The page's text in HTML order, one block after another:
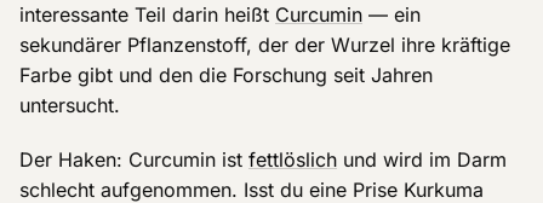
interessante Teil darin heißt Curcumin — ein
sekundärer Pflanzenstoff, der der Wurzel ihre kräftige
Farbe gibt und den die Forschung seit Jahren
untersucht.
Der Haken: Curcumin ist fettlöslich und wird im Darm
schlecht aufgenommen. Isst du eine Prise Kurkuma